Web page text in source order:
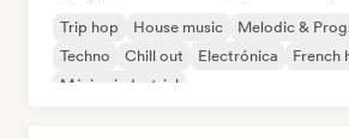
Trip hop House music
Melodic &
Techno
Chill out Electrónica
French
Música industrial